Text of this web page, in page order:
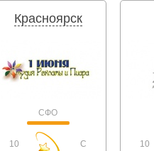
Красноярск
СФО
10 C 10